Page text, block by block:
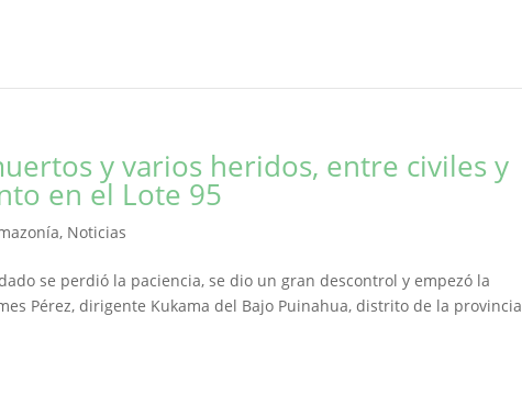
y varios heridos, entre civiles y
en el Lote 95
, Noticias
se perdió la paciencia, se dio un gran descontrol y empezó la
Pérez, dirigente Kukama del Bajo Puinahua, distrito de la provincia